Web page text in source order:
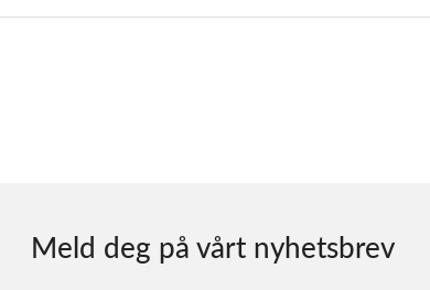
Meld deg på vårt nyhetsbrev